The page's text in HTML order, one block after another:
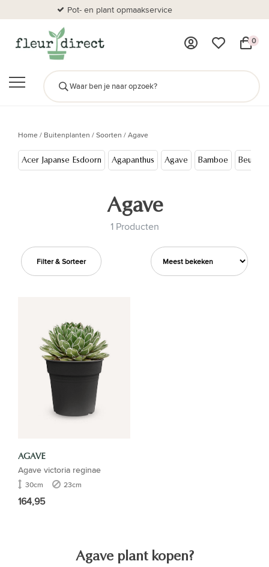
Pot- en plant opmaakservice
0
Home/ Buitenplanten /Soorten /Agave
Acer Japanse Esdoorn Agapanthus Agave Bamboe
Agave
1 Producten
Filter & Sorteer
AGAVE
Agave victoria reginae
30cm 23cm
164,95
Agave plant kopen?